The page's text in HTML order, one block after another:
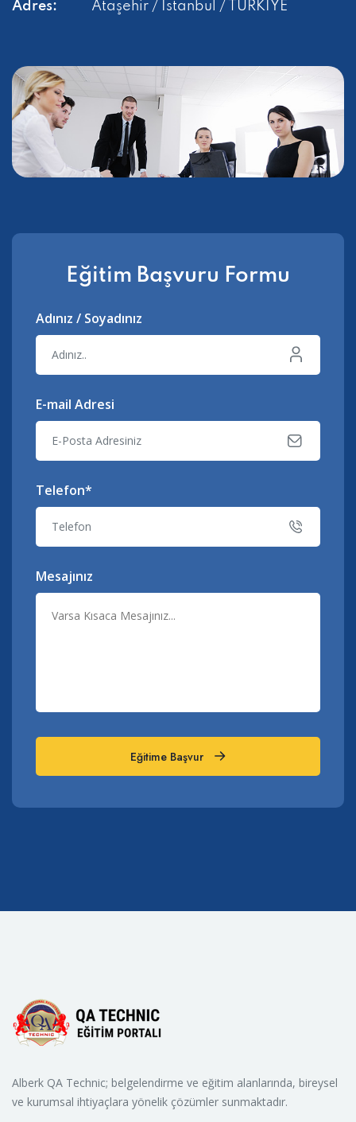
Adres: Ataşehir / İstanbul / TÜRKİYE
Eğitim Başvuru Formu
Adınız / Soyadınız
E-mail Adresi
Telefon*
Mesajınız
Eğitime Başvur
Eğitime Başvur
Alberk QA Technic; belgelendirme ve eğitim alanlarında, bireysel
ve kurumsal ihtiyaçlara yönelik çözümler sunmaktadır.